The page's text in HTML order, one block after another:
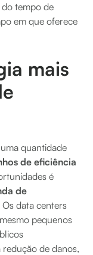
tempo de
em que oferece
mais
quantidade
de eficiência
é
de
data centers
pequenos
de danos,